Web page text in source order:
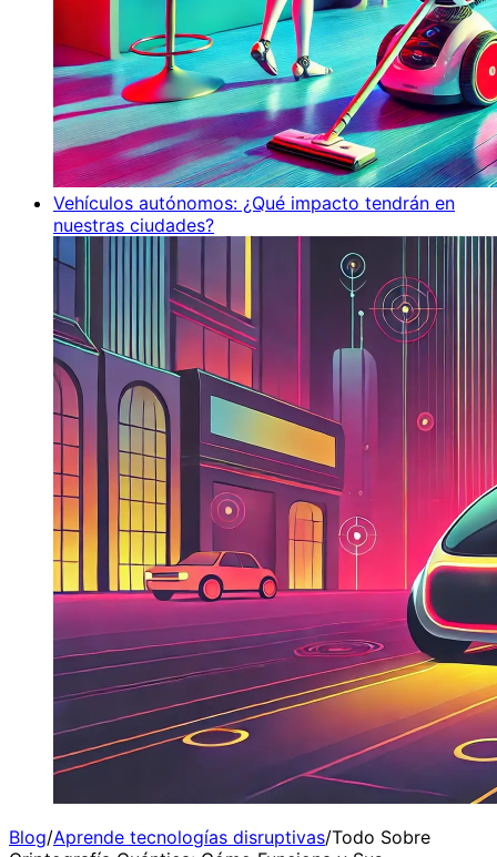
Vehículos autónomos: ¿Qué impacto tendrán en
nuestras ciudades?
Blog/Aprende tecnologías disruptivas/Todo Sobre